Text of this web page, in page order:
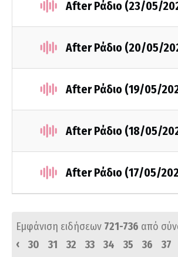
After Ράδιο (23/05/
After Ράδιο (20/05/
After Ράδιο (19/05/
After Ράδιο (18/05/
After Ράδιο (17/05/
Εμφάνιση ειδήσεων 721-736 από
‹
30 31 32 33 34 35 36 37